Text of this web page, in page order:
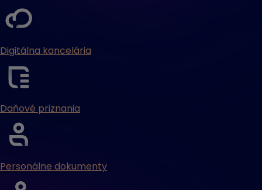
Digitálna kancelária
Daňové priznania
Personálne dokumenty